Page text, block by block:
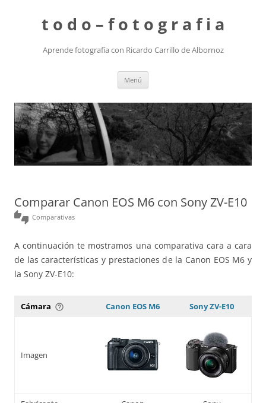
t o d o – f o t o g r a f i a
Aprende fotografía con Ricardo Carrillo de Albornoz
Menú
Comparar Canon EOS M6 con Sony ZV-E10
thumbs_up_down Comparativas
A continuación te mostramos una comparativa cara a cara
de las características y prestaciones de la Canon EOS M6 y
la Sony ZV-E10:
Cámara help_outline Canon EOS M6 Sony ZV-E10
Imagen